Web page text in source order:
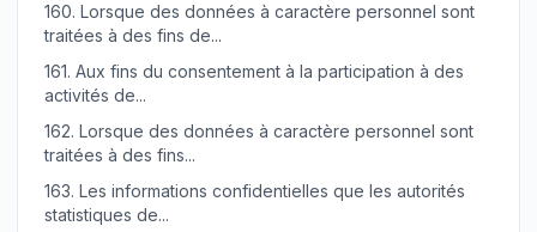
160. Lorsque des données à caractère personnel sont
traitées à des fins de...
161. Aux fins du consentement à la participation à des
activités de...
162. Lorsque des données à caractère personnel sont
traitées à des fins...
163. Les informations confidentielles que les autorités
statistiques de...